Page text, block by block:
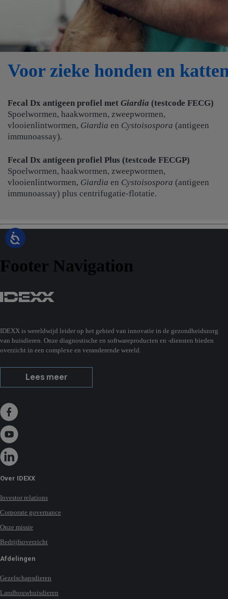
Voor zieke honden en
Fecal Dx antigeen profiel met Giardia (testcode FECG)
Spoelwormen, haakwormen, zweepwormen,
vlooienlintwormen, Giardia en Cystoisospora (antigeen
immunoassay).
Fecal Dx antigeen profiel Plus (testcode FECGP)
Spoelwormen, haakwormen, zweepwormen,
vlooienlintwormen, Giardia en Cystoisospora (antigeen
immunoassay) plus centrifugatie-flotatie.
Footer Navigation
IDEXX is wereldwijd leider op het gebied van innovatie in de gezondheidszorg
van huisdieren. Onze diagnostische en softwareproducten en -diensten bieden
overzicht in een complexe en veranderende wereld.
Lees meer
Over IDEXX
Investor relations
Corporate governance
Onze missie
Bedrijfsoverzicht
Afdelingen
Gezelschapsdieren
Landbouwhuisdieren